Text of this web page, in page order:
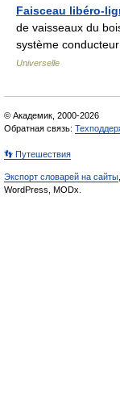
Faisceau libéro-
de vaisseaux du
système
Universelle
© Академик, 2000-2026
Обратная связь:
👣 Путешествия
Экспорт словарей на сайты
WordPress, MODx.